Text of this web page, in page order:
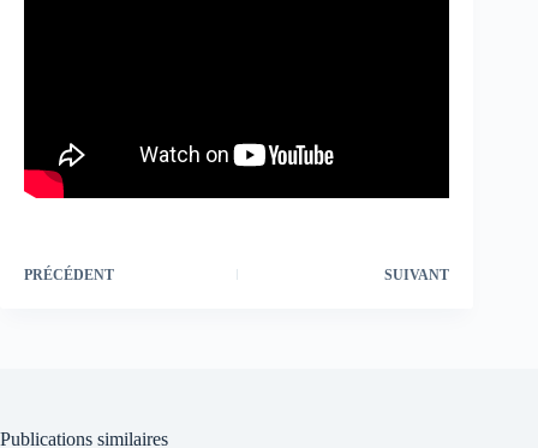
PRÉCÉDENT SUIVANT
Publications similaires